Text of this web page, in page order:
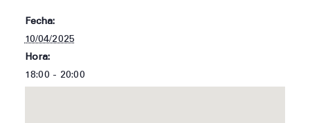
Fecha:
10/04/2025
Hora:
18:00 - 20:00